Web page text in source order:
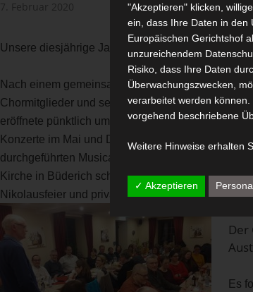
7. Februar 2020
Unsere diesjährige Jahreshauptversammlung
Nach einem gemeinsamen Essen ab 19.00 Uhr
Chormitglieder und seinen Vorstand mit
eröffnete pünktlich um 20.15 Uhr die
Konzerte im Mai und Dezember sicherlich die
durchgeführten Musical HOPE in der Aula des
Kirche in Büderich schloss er mit einem
Nikolausfeier und private Feiern mit kleinen
Der
Es
"Akzeptieren" klicken,
ein, dass Ihre Daten in den
Europäischen Gerichtshof
unzureichendem
Risiko, dass Ihre Daten
Überwachungszwecken,
verarbeitet werden
vorgehend beschriebene
Weitere Hinweise erhalten
✓ Akzeptieren